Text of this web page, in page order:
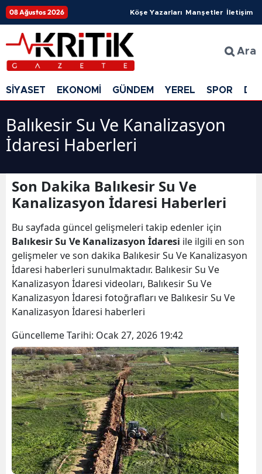
08 Ağustos 2026 Köşe Yazarları Manşetler İletişim
Ara
SİYASET EKONOMİ GÜNDEM YEREL SPOR
Balıkesir Su Ve Kanalizasyon
İdaresi Haberleri
Son Dakika Balıkesir Su Ve
Kanalizasyon İdaresi Haberleri
Bu sayfada güncel gelişmeleri takip edenler için
Balıkesir Su Ve Kanalizasyon İdaresi ile ilgili en son
gelişmeler ve son dakika Balıkesir Su Ve Kanalizasyon
İdaresi haberleri sunulmaktadır. Balıkesir Su Ve
Kanalizasyon İdaresi videoları, Balıkesir Su Ve
Kanalizasyon İdaresi fotoğrafları ve Balıkesir Su Ve
Kanalizasyon İdaresi haberleri
Güncelleme Tarihi: Ocak 27, 2026 19:42